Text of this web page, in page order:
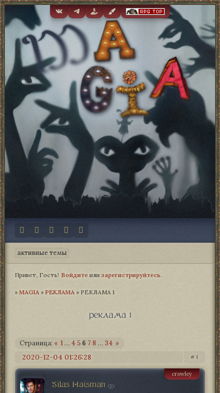
активные темы
Привет, Гость! Войдите или зарегистрируйтесь.
» MAGIA­ » РЕКЛАМА » РЕКЛАМА 1
реклама 1
Страница: « 1 … 4 5 6 7 8 … 34 »
1
2020-12-04 01:26:28
Silas Haisman
crowley